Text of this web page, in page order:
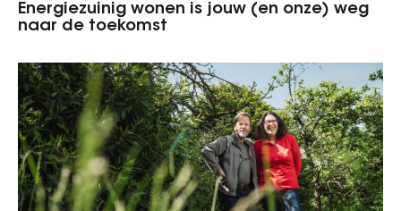
Energiezuinig wonen is jouw (en onze) weg
naar de toekomst